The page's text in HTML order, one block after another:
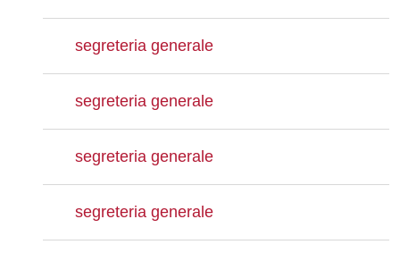
segreteria generale
segreteria generale
segreteria generale
segreteria generale